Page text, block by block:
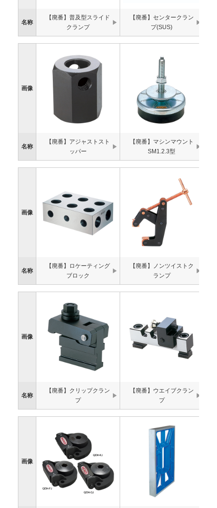
名称
【廃番】普及型スライド
クランプ
【廃番】センタークラン
プ(SUS)
画像
名称
【廃番】アジャストスト
ッパー
【廃番】マシンマウント
SM1.2.3型
画像
名称
【廃番】ロケーティング
ブロック
【廃番】ノンツイストク
ランプ
画像
名称
【廃番】クリップクラン
プ
【廃番】ウエイブクラン
プ
画像